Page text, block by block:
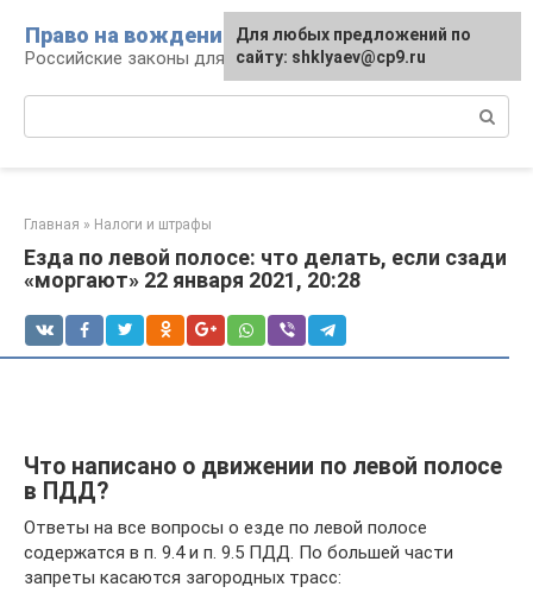
контенту
Право на вождение
Российские законы для автомобилистов
Главная » Налоги и штрафы
Езда по левой полосе: что делать, если сзади
«моргают» 22 января 2021, 20:28
Что написано о движении по левой полосе
в ПДД?
Ответы на все вопросы о езде по левой полосе
содержатся в п. 9.4 и п. 9.5 ПДД. По большей части
запреты касаются загородных трасс:
Для любых предложений по
сайту: shklyaev@cp9.ru